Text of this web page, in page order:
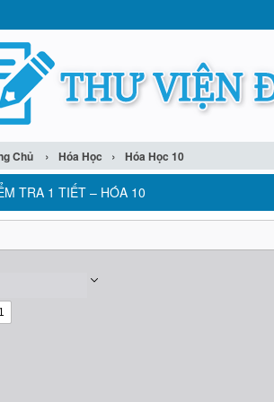
Chủ › Hóa Học › Hóa Học 10
TRA 1 TIẾT – HÓA 10